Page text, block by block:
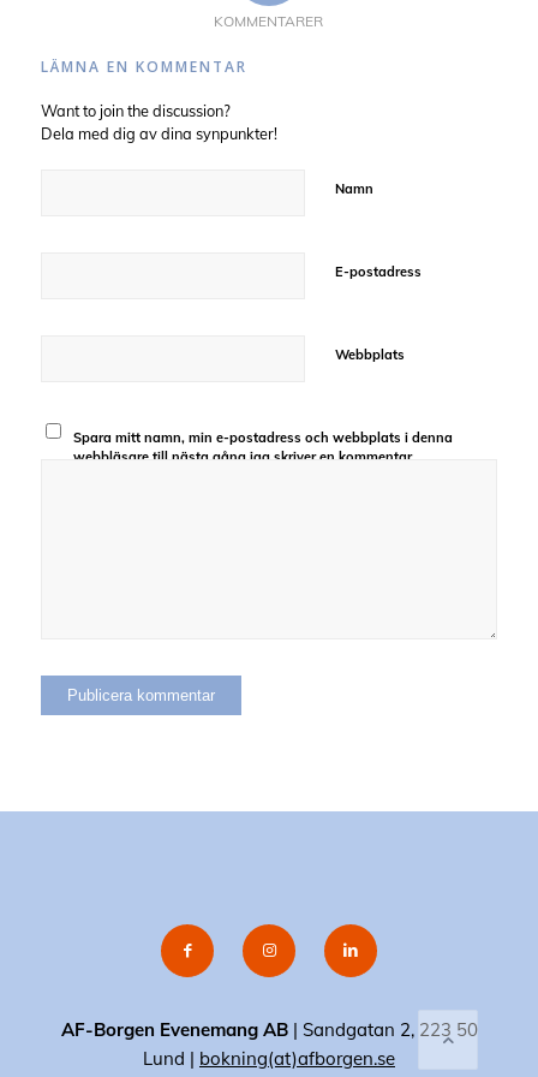
KOMMENTARER
LÄMNA EN KOMMENTAR
Want to join the discussion?
Dela med dig av dina synpunkter!
Namn
E-postadress
Webbplats
Spara mitt namn, min e-postadress och webbplats i denna
webbläsare till nästa gång jag skriver en kommentar.
AF-Borgen Evenemang AB| Sandgatan 2, 223 50
Lund | bokning(at)afborgen.se